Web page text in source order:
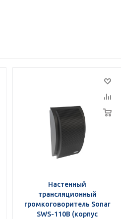
Настенный
трансляционный
громкоговоритель Sonar
SWS-110B (корпус